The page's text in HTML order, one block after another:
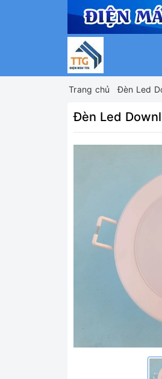
Trang chủ Đèn Led
Đèn Led